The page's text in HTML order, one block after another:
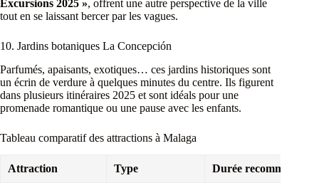
Excursions 2025 », offrent une autre perspective de la ville
tout en se laissant bercer par les vagues.
10. Jardins botaniques La Concepción
Parfumés, apaisants, exotiques… ces jardins historiques sont
un écrin de verdure à quelques minutes du centre. Ils figurent
dans plusieurs itinéraires 2025 et sont idéals pour une
promenade romantique ou une pause avec les enfants.
Tableau comparatif des attractions à Malaga
Attraction Type Durée recommandée